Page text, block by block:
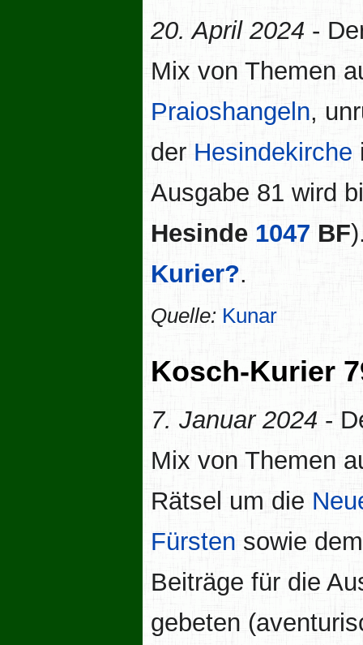
20. April 2024 -
Mix von Themen
Praioshangeln,
der Hesindekirche
Ausgabe 81 wird
Hesinde 1047 BF
Kurier?.
Quelle: Kunar
Kosch-Kurier
7. Januar 2024 -
Mix von Themen
Rätsel um die
Fürsten sowie
Beiträge für die
gebeten